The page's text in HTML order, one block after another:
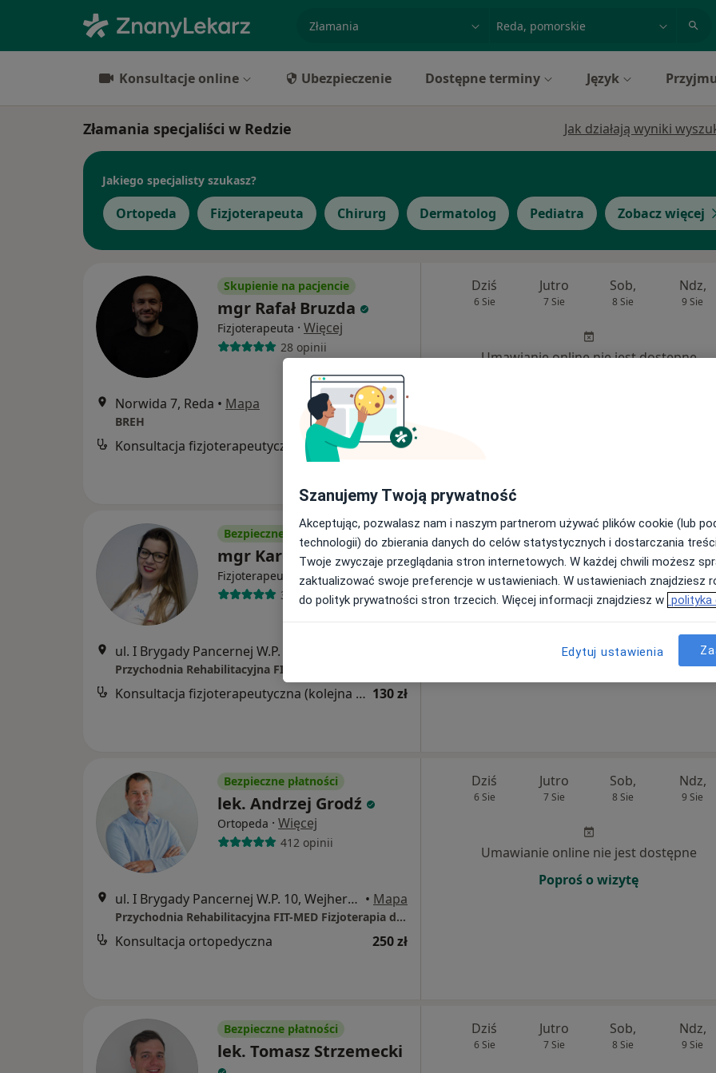
Konsultacje online Ubezpieczenie Dostępne terminy Język
Złamania specjaliści w Redzie Jak działają wyniki
Jakiego specjalisty szukasz?
Ortopeda Fizjoterapeuta Chirurg Dermatolog Pediatra Zobacz więcej
Skupienie na pacjencie
mgr Rafał Bruzda
Fizjoterapeuta · Więcej
28 opinii
Norwida 7, Reda • Mapa
BREH
Konsultacja fizjoterapeutyczna (pierwsza wizyta) 200 zł
Dziś
6 Sie
Jutro
7 Sie
Sob,
8 Sie
Ndz,
9 Sie
Umawianie online nie jest dostępne
Bezpieczne płatności
mgr Karolina Okoń
Fizjoterapeuta ·Więcej
36 opinii
Konsultacja fizjoterapeutyczna (kolejna wizyta) 130 zł
Dziś
6 Sie
Jutro
7 Sie
Sob,
8 Sie
Ndz,
9 Sie
Umawianie online nie jest dostępne
Bezpieczne płatności
lek. Andrzej Grodź
Ortopeda · Więcej
412 opinii
ul. I Brygady Pancernej W.P. 10, Wejherowo • Mapa
Przychodnia Rehabilitacyjna FIT-MED Fizjoterapia dzieci i dorosłych
Konsultacja ortopedyczna 250 zł
Dziś
6 Sie
Jutro
7 Sie
Sob,
8 Sie
Ndz,
9 Sie
Umawianie online nie jest dostępne
Poproś o wizytę
Bezpieczne płatności
lek. Tomasz Strzemecki
Dziś
6 Sie
Jutro
7 Sie
Sob,
8 Sie
Ndz,
9 Sie
Szanujemy Twoją prywatność
Akceptując, pozwalasz nam i naszym partnerom używać plików cookie (lub
technologii) do zbierania danych do celów statystycznych i dostarczania
Twoje zwyczaje przeglądania stron internetowych. W każdej chwili możesz
zaktualizować swoje preferencje w ustawieniach. W ustawieniach znajdziesz
do polityk prywatności stron trzecich. Więcej informacji znajdziesz w polityka
Edytuj ustawienia